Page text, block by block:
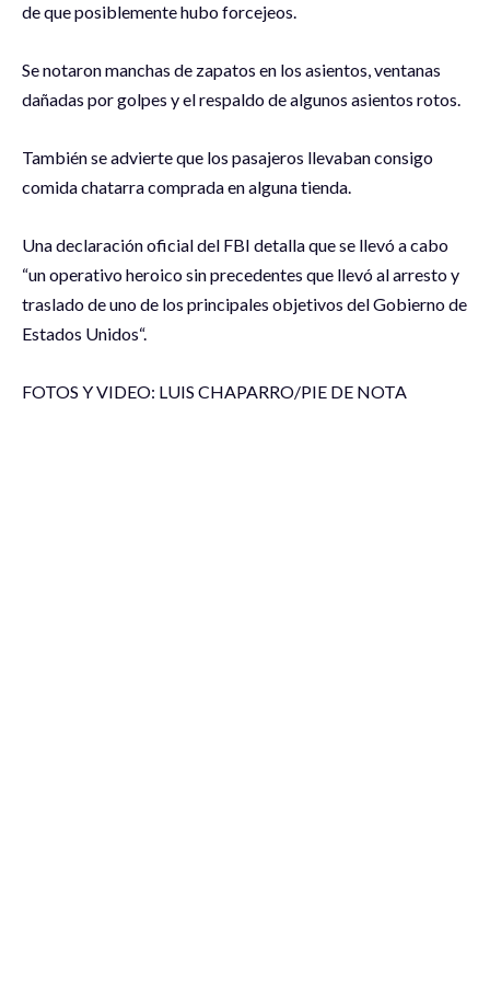
de que posiblemente hubo forcejeos.
Se notaron manchas de zapatos en los asientos, ventanas
dañadas por golpes y el respaldo de algunos asientos rotos.
También se advierte que los pasajeros llevaban consigo
comida chatarra comprada en alguna tienda.
Una declaración oficial del FBI detalla que se llevó a cabo
“un operativo heroico sin precedentes que llevó al arresto y
traslado de uno de los principales objetivos del Gobierno de
Estados Unidos“.
FOTOS Y VIDEO: LUIS CHAPARRO/PIE DE NOTA